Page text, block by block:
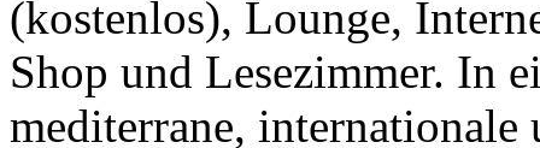
(kostenlos), Lounge,
Shop und Lesezimmer. In
mediterrane,